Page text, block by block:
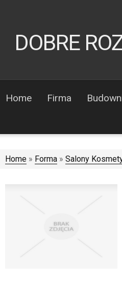
DOBRE
Home Firma
Home » Forma » Salony